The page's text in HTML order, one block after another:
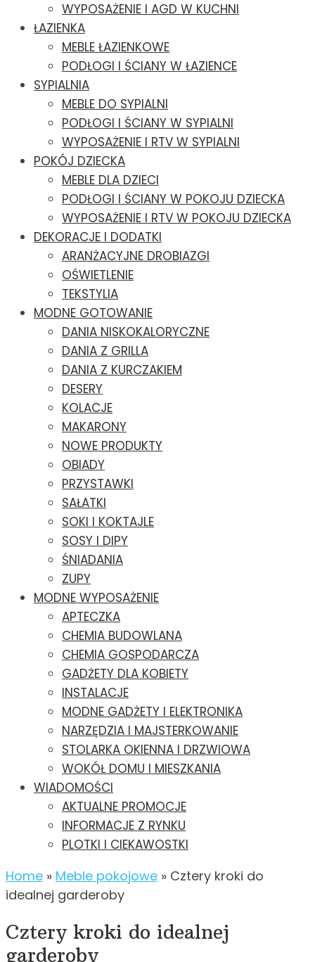
WYPOSAŻENIE I AGD W KUCHNI
ŁAZIENKA
MEBLE ŁAZIENKOWE
PODŁOGI I ŚCIANY W ŁAZIENCE
SYPIALNIA
MEBLE DO SYPIALNI
PODŁOGI I ŚCIANY W SYPIALNI
WYPOSAŻENIE I RTV W SYPIALNI
POKÓJ DZIECKA
MEBLE DLA DZIECI
PODŁOGI I ŚCIANY W POKOJU DZIECKA
WYPOSAŻENIE I RTV W POKOJU DZIECKA
DEKORACJE I DODATKI
ARANŻACYJNE DROBIAZGI
OŚWIETLENIE
TEKSTYLIA
MODNE GOTOWANIE
DANIA NISKOKALORYCZNE
DANIA Z GRILLA
DANIA Z KURCZAKIEM
DESERY
KOLACJE
MAKARONY
NOWE PRODUKTY
OBIADY
PRZYSTAWKI
SAŁATKI
SOKI I KOKTAJLE
SOSY I DIPY
ŚNIADANIA
ZUPY
MODNE WYPOSAŻENIE
APTECZKA
CHEMIA BUDOWLANA
CHEMIA GOSPODARCZA
GADŻETY DLA KOBIETY
INSTALACJE
MODNE GADŻETY I ELEKTRONIKA
NARZĘDZIA I MAJSTERKOWANIE
STOLARKA OKIENNA I DRZWIOWA
WOKÓŁ DOMU I MIESZKANIA
WIADOMOŚCI
AKTUALNE PROMOCJE
INFORMACJE Z RYNKU
PLOTKI I CIEKAWOSTKI
Home » Meble pokojowe » Cztery kroki do
idealnej garderoby
Cztery kroki do idealnej
garderoby